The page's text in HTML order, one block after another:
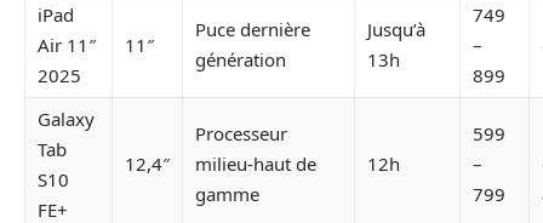
iPad
Air 11″
2025
11″
Puce dernière
génération
Jusqu’à
13h
749
–
899
Galaxy
Tab
S10
FE+
12,4″
Processeur
milieu-haut de
gamme
12h
599
–
799